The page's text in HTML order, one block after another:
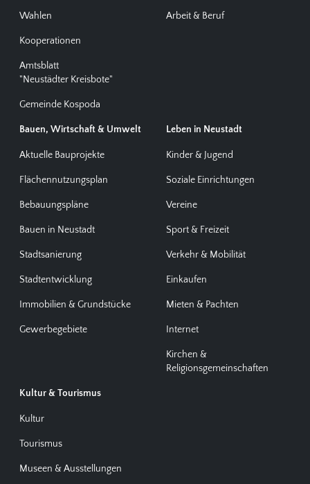
Wahlen
Kooperationen
Amtsblatt
"Neustädter Kreisbote"
Gemeinde Kospoda
Arbeit & Beruf
Bauen, Wirtschaft & Umwelt
Aktuelle Bauprojekte
Flächennutzungsplan
Bebauungspläne
Bauen in Neustadt
Stadtsanierung
Stadtentwicklung
Immobilien & Grundstücke
Gewerbegebiete
Leben in Neustadt
Kinder & Jugend
Soziale Einrichtungen
Vereine
Sport & Freizeit
Verkehr & Mobilität
Einkaufen
Mieten & Pachten
Internet
Kirchen &
Religionsgemeinschaften
Kultur & Tourismus
Kultur
Tourismus
Museen & Ausstellungen